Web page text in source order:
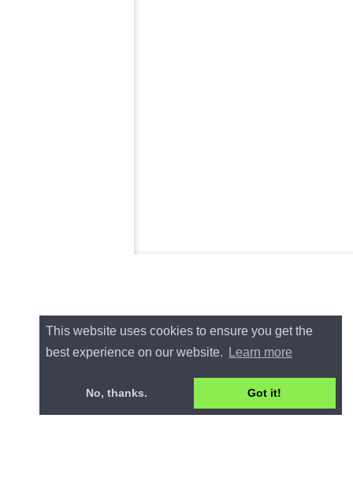
This website uses cookies to ensure you get the
best experience on our website.
Learn more
No, thanks. Got it!